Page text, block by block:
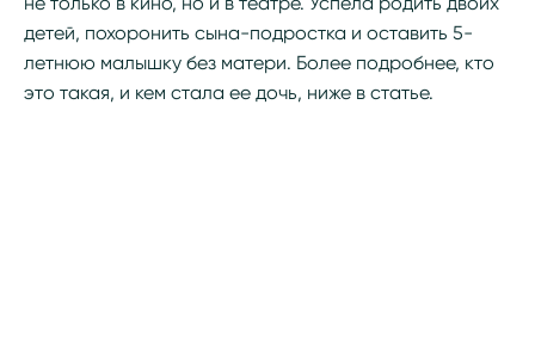
детей, похоронить сына-подростка и оставить 5-
летнюю малышку без матери. Более подробнее, кто
это такая, и кем стала ее дочь, ниже в статье.